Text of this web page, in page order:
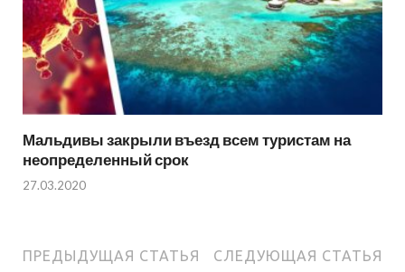
Мальдивы закрыли въезд всем туристам на
неопределенный срок
27.03.2020
ПРЕДЫДУЩАЯ СТАТЬЯ СЛЕДУЮЩАЯ СТАТЬЯ